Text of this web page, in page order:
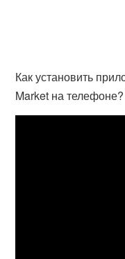
Как установить
Market на телефоне?